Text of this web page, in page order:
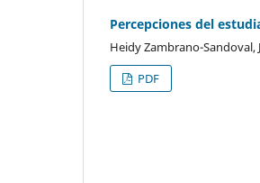
Percepciones del
Heidy Zambrano-Sandoval,
PDF